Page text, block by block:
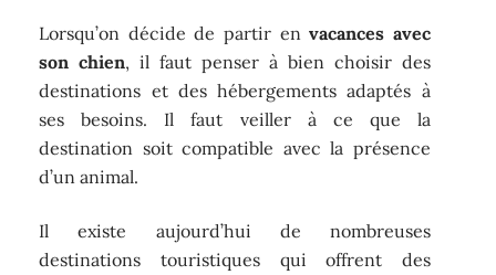
Lorsqu’on décide de partir envacances avec
son chien, il faut penser à bien choisir des
destinations et des hébergements adaptés à
ses besoins. Il faut veiller à ce que la
destination soit compatible avec la présence
d’un animal.
Il existe aujourd’hui de nombreuses
destinations touristiques qui offrent des